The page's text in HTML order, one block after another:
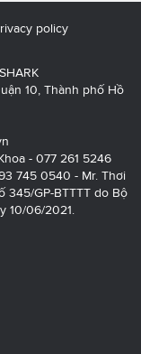
policy
10, Thành phố Hồ
- 077 261 5246
745 0540 - Mr. Thơi
345/GP-BTTTT do Bộ
10/06/2021.